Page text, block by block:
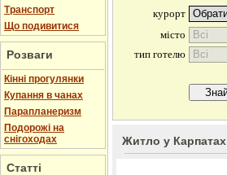
Транспорт
Що подивитися
Розваги
Кінні прогулянки
Купання в чанах
Парапланеризм
Подорожі на
снігоходах
Статті
Житло у Карпатах